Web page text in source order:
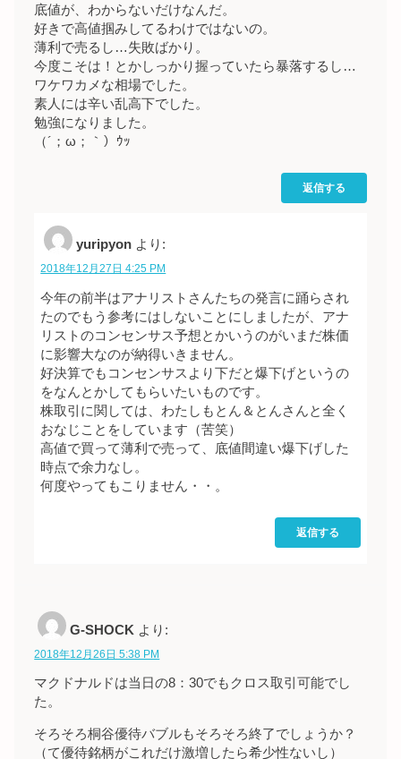
底値が、わからないだけなんだ。
好きで高値掴みしてるわけではないの。
薄利で売るし…失敗ばかり。
今度こそは！とかしっかり握っていたら暴落するし…
ワケワカメな相場でした。
素人には辛い乱高下でした。
勉強になりました。
（´；ω；｀）ｳｯ
返信する
yuripyon より:
2018年12月27日 4:25 PM
今年の前半はアナリストさんたちの発言に踊らされ
たのでもう参考にはしないことにしましたが、アナ
リストのコンセンサス予想とかいうのがいまだ株価
に影響大なのが納得いきません。
好決算でもコンセンサスより下だと爆下げというの
をなんとかしてもらいたいものです。
株取引に関しては、わたしもとん＆とんさんと全く
おなじことをしています（苦笑）
高値で買って薄利で売って、底値間違い爆下げした
時点で余力なし。
何度やってもこりません・・。
返信する
G-SHOCK より:
2018年12月26日 5:38 PM
マクドナルドは当日の8：30でもクロス取引可能でし
た。
そろそろ桐谷優待バブルもそろそろ終了でしょうか？
（て優待銘柄がこれだけ激増したら希少性ないし）